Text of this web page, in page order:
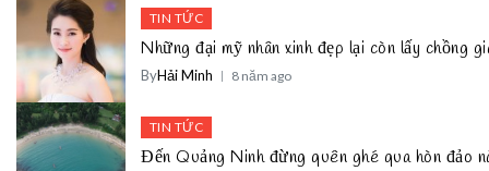
TIN TỨC
Những đại mỹ nhân xinh đẹp lại còn lấy chồng
ByHải Minh 8 năm ago
TIN TỨC
Đến Quảng Ninh đừng quên ghé qua hòn đảo